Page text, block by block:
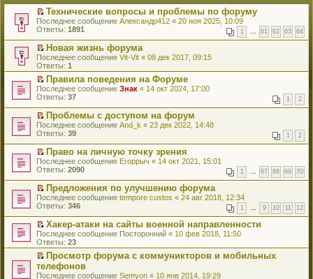
о
м
у
н
е
п
р
о
ч
и
т
а
н
н
о
м
с
о
о
б
щ
е
н
и
ю
к
е
р
в
о
м
у
н
п
р
ч
и
т
а
н
н
о
м
у
о
о
щ
е
н
и
ю
П
е
е
й
т
и
к
п
е
р
в
о
м
у
н
п
р
ч
и
т
а
н
н
о
м
у
с
о
Технические вопросы и проблемы по форуму
Последнее сообщение Александр412 « 20 ноя 2025, 10:09
Ответы: 1891 1 … 61 62 63 64
П
е
р
й
т
к
п
е
р
в
о
м
у
н
п
р
ч
и
т
а
н
н
о
Новая жизнь форума
Последнее сообщение Vit-Vit « 08 дек 2017, 09:15
Ответы: 1
П
е
е
й
т
и
к
п
е
р
в
о
м
у
е
п
р
о
ч
т
Правила поведения на Форуме
Последнее сообщение Знак « 14 окт 2024, 17:00
Ответы: 37 1 2
П
е
е
й
т
и
к
п
е
р
в
о
м
у
н
п
р
Проблемы с доступом на форум
Последнее сообщение And_k « 23 дек 2022, 14:48
Ответы: 39 1 2
П
е
е
й
т
и
к
п
е
р
в
о
м
у
Право на личную точку зрения
Последнее сообщение Егоррыч « 14 окт 2021, 15:01
Ответы: 2090 1 … 67 68 69 70
П
е
е
й
т
и
к
е
Предложения по улучшению форума
Последнее сообщение tempore custos « 24 авг 2018, 12:34
Ответы: 346 1 … 9 10 11 12
П
е
р
й
т
Хакер-атаки на сайты военной направленности
Последнее сообщение Посторонний « 10 фев 2018, 11:50
Ответы: 23
П
е
Просмотр форума с коммуникторов и мобильных
телефонов
Последнее сообщение Semyon « 10 янв 2014, 19:29